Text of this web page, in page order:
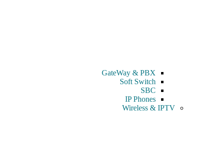
GateWay & PBX
Soft Switch
SBC
IP Phones
Wireless & IPTV